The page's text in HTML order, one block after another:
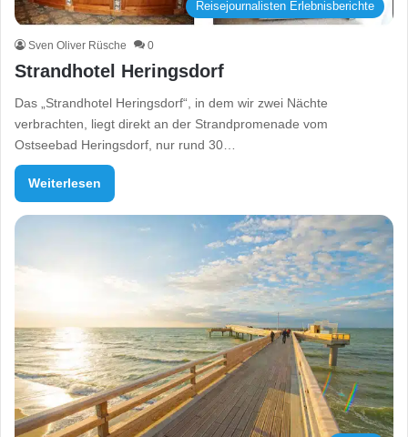
Reisejournalisten Erlebnisberichte
Sven Oliver Rüsche 0
Strandhotel Heringsdorf
Das „Strandhotel Heringsdorf“, in dem wir zwei Nächte
verbrachten, liegt direkt an der Strandpromenade vom
Ostseebad Heringsdorf, nur rund 30…
Weiterlesen